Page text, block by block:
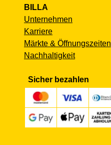
BILLA
Unternehmen
Karriere
Märkte & Öffnungszeiten
Nachhaltigkeit
Sicher bezahlen